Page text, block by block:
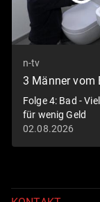
n-tv
3 Männer vom
Folge 4: Bad -
für wenig Geld
02.08.2026